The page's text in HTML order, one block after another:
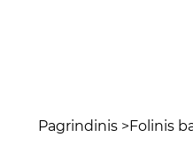
Pagrindinis > Folinis